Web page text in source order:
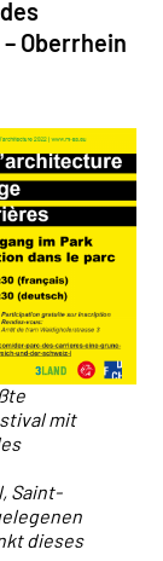
Oberrhein
mit
Saint-
dieses